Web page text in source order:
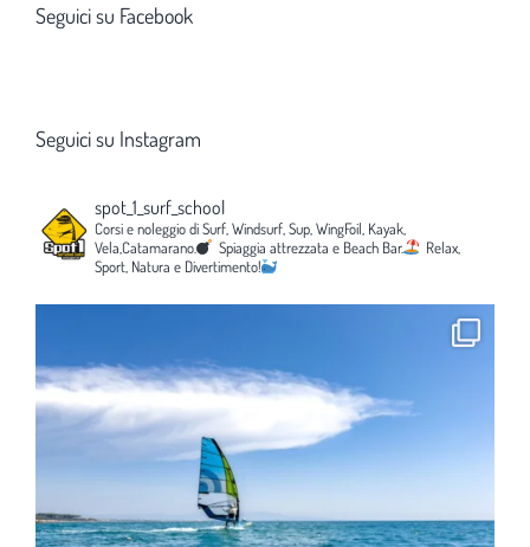
Seguici su Facebook
Seguici su Instagram
spot_1_surf_school
Corsi e noleggio di Surf, Windsurf, Sup, WingFoil, Kayak,
Vela,Catamarano.
Spiaggia attrezzata e Beach Bar.
Relax,
Sport, Natura e Divertimento!